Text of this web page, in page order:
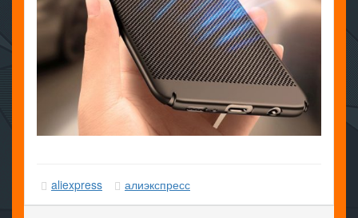
aliexpress алиэкспресс